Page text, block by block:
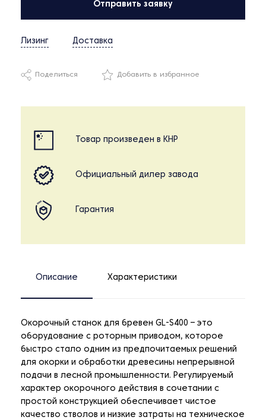
Отправить заявку
Лизинг Доставка
Поделиться Добавить в избранное
Товар произведен в КНР
Официальный дилер завода
Гарантия
Описание Характеристики
Окорочный станок для бревен GL-S400 – это
оборудование с роторным приводом, которое
быстро стало одним из предпочитаемых решений
для окорки и обработки древесины непрерывной
подачи в лесной промышленности. Регулируемый
характер окорочного действия в сочетании с
простой конструкцией обеспечивает чистое
качество стволов и низкие затраты на техническое